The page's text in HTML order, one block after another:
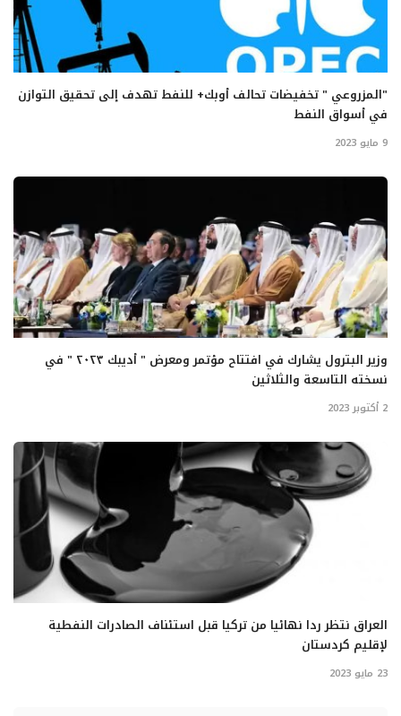
"المزروعي " تخفيضات تحالف أوبك+ للنفط تهدف إلى تحقيق التوازن
في أسواق النفط
9 مايو 2023
وزير البترول يشارك في افتتاح مؤتمر ومعرض " أديبك ٢٠٢٣ " في
نسخته التاسعة والثلاثين
2 أكتوبر 2023
العراق نتظر ردا نهائيا من تركيا قبل استئناف الصادرات النفطية
لإقليم كردستان
23 مايو 2023